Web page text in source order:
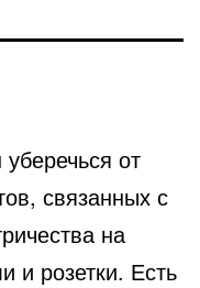
от
связанных с
на
и розетки. Есть